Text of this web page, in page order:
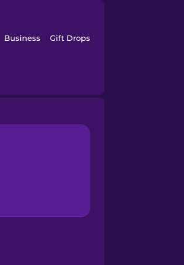
Business Gift Drops